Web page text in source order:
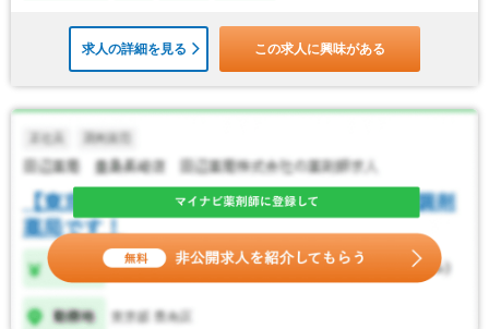
求人の詳細を見る この求人に興味がある